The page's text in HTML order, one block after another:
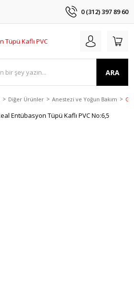
0 (312) 397 89 60
ARA
Diğer Ürünler Anestezi ve Yoğun Bakım